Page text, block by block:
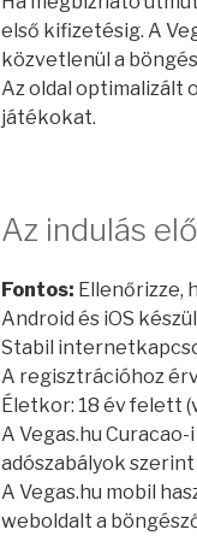
első kifizetésig. A
közvetlenül a
Az oldal optimalizált
játékokat.
Az indulás
Fontos: Ellenőrizze,
Android és iOS
Stabil
A regisztrációhoz
Életkor: 18 év felett
A Vegas.hu
adószabályok
A Vegas.hu mobil
weboldalt a